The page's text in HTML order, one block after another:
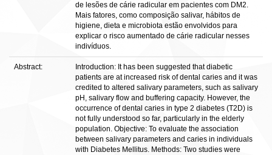
de lesões de cárie radicular em pacientes com DM2.
Mais fatores, como composição salivar, hábitos de
higiene, dieta e microbiota estão envolvidos para
explicar o risco aumentado de cárie radicular nesses
indivíduos.
Abstract:
Introduction: It has been suggested that diabetic
patients are at increased risk of dental caries and it was
credited to altered salivary parameters, such as salivary
pH, salivary flow and buffering capacity. However, the
occurrence of dental caries in type 2 diabetes (T2D) is
not fully understood so far, particularly in the elderly
population. Objective: To evaluate the association
between salivary parameters and caries in individuals
with Diabetes Mellitus. Methods: Two studies were